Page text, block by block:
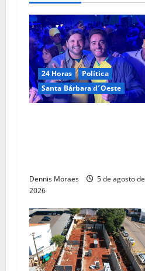
24 Horas
Política
Santa Bárbara d´Oeste
Dennis Moraes
5 de agosto de
2026